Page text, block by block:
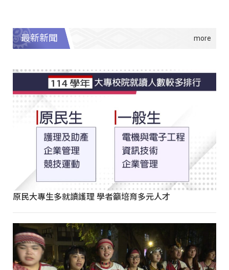
最新新聞
原民大專生多就讀護理 學者籲培育多元人才